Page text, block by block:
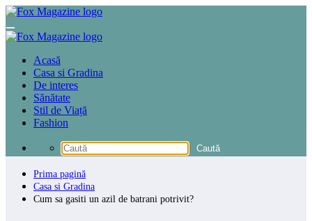
Sari
conținut
Acasă
Casa si Gradina
De interes
Sănătate
Stil de Viață
Fashion
Prima pagină
Casa si Gradina
Cum sa gasiti un azil de batrani potrivit?